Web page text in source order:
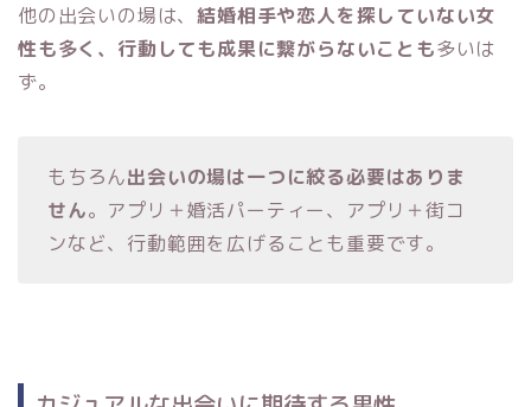
他の出会いの場は、結婚相手や恋人を探していない女
性も多く、行動しても成果に繋がらないことも多いは
ず。
もちろん出会いの場は一つに絞る必要はありま
せん。アプリ＋婚活パーティー、アプリ＋街コ
ンなど、行動範囲を広げることも重要です。